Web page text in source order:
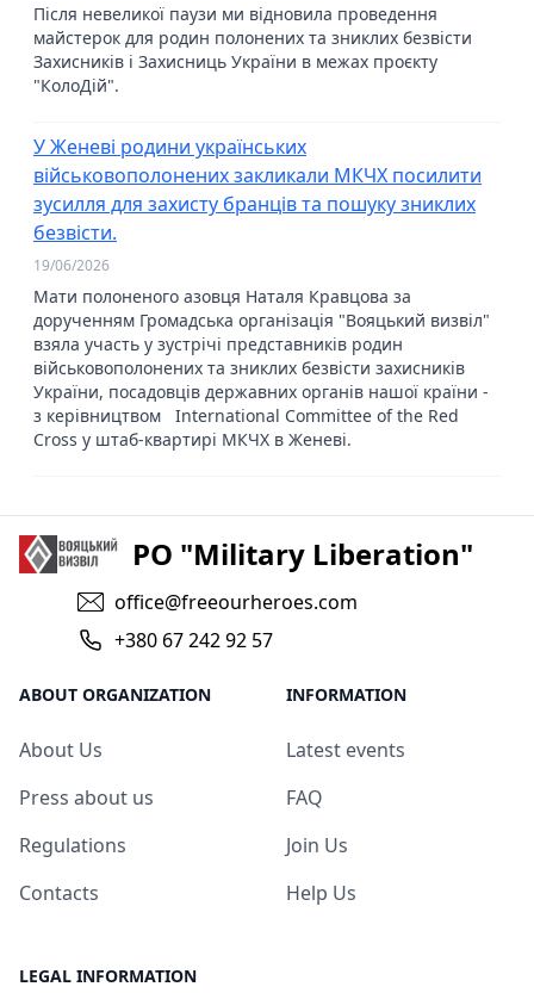
Після невеликої паузи ми відновила проведення
майстерок для родин полонених та зниклих безвісти
Захисників і Захисниць України в межах проєкту
"КолоДій".
У Женеві родини українських
військовополонених закликали МКЧХ посилити
зусилля для захисту бранців та пошуку зниклих
безвісти.
19/06/2026
Мати полоненого азовця Наталя Кравцова за
дорученням Громадська організація "Вояцький визвіл"
взяла участь у зустрічі представників родин
військовополонених та зниклих безвісти захисників
України, посадовців державних органів нашої країни -
з керівництвом International Committee of the Red
Cross у штаб-квартирі МКЧХ в Женеві.
PO "Military Liberation"
office@freeourheroes.com
+380 67 242 92 57
ABOUT ORGANIZATION
About Us
Press about us
Regulations
Contacts
INFORMATION
Latest events
FAQ
Join Us
Help Us
LEGAL INFORMATION